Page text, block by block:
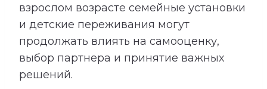
взрослом возрасте семейные установки
и детские переживания могут
продолжать влиять на самооценку,
выбор партнера и принятие важных
решений.